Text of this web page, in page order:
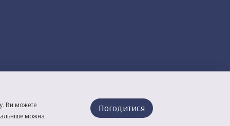
Ви можете
можна
Погодитися